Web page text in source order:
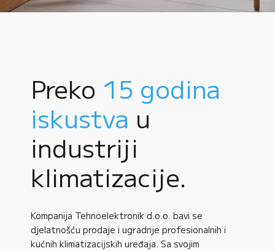
Preko 15 godina
iskustva u
industriji
klimatizacije.
Kompanija Tehnoelektronik d.o.o. bavi se
djelatnošću prodaje i ugradnje profesionalnih i
kućnih klimatizacijskih uređaja. Sa svojim